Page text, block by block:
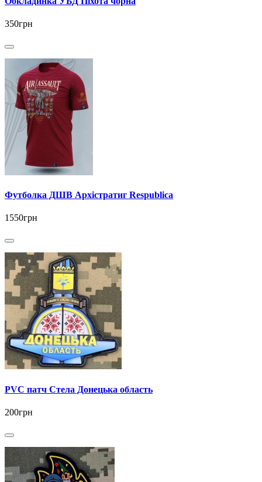
350грн
Футболка ДШВ Архістратиг Respublica
1550грн
PVC патч Стела Донецька область
200грн